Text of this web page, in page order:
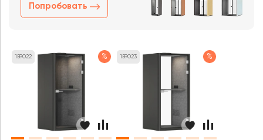
Попробовать
159022 % 159023 %